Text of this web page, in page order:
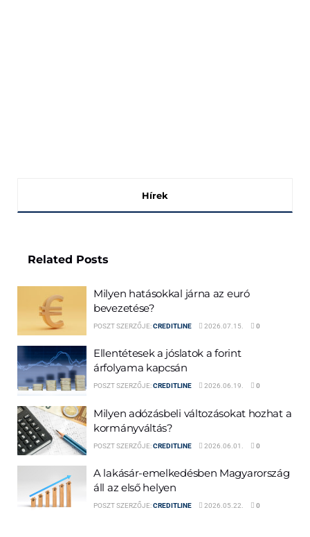
Hírek
Related Posts
Milyen hatásokkal járna az euró
bevezetése?
POSZT SZERZŐJE:CREDITLINE 2026.07.15. 0
Ellentétesek a jóslatok a forint
árfolyama kapcsán
POSZT SZERZŐJE:CREDITLINE 2026.06.19. 0
Milyen adózásbeli változásokat hozhat a
kormányváltás?
POSZT SZERZŐJE:CREDITLINE 2026.06.01. 0
A lakásár-emelkedésben Magyarország
áll az első helyen
POSZT SZERZŐJE:CREDITLINE 2026.05.22. 0